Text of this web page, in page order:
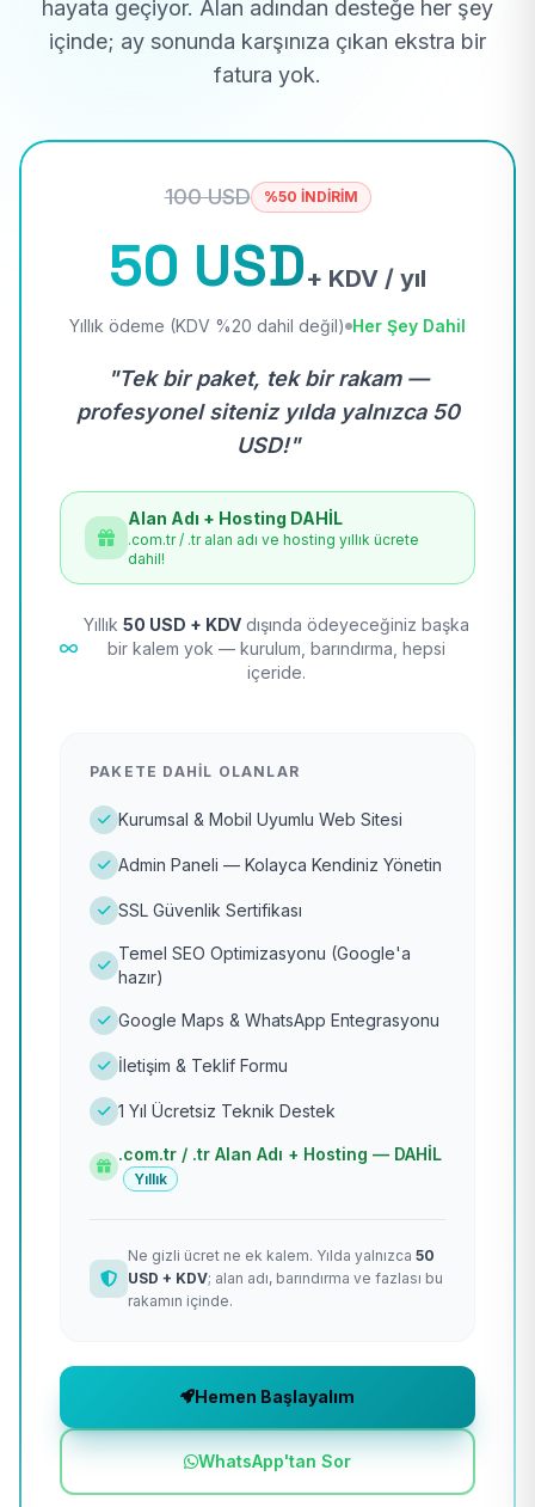
hayata geçiyor. Alan adından desteğe her şey
içinde; ay sonunda karşınıza çıkan ekstra bir
fatura yok.
100 USD %50 İNDİRİM
50 USD+ KDV / yıl
Yıllık ödeme (KDV %20 dahil değil) Her Şey Dahil
"Tek bir paket, tek bir rakam —
profesyonel siteniz yılda yalnızca 50
USD!"
Alan Adı + Hosting DAHİL
.com.tr / .tr alan adı ve hosting yıllık ücrete
dahil!
Yıllık 50 USD + KDV dışında ödeyeceğiniz başka
bir kalem yok — kurulum, barındırma, hepsi
içeride.
PAKETE DAHIL OLANLAR
Kurumsal & Mobil Uyumlu Web Sitesi
Admin Paneli — Kolayca Kendiniz Yönetin
SSL Güvenlik Sertifikası
Temel SEO Optimizasyonu (Google'a
hazır)
Google Maps & WhatsApp Entegrasyonu
İletişim & Teklif Formu
1 Yıl Ücretsiz Teknik Destek
.com.tr / .tr Alan Adı + Hosting — DAHİL
Yıllık
Ne gizli ücret ne ek kalem. Yılda yalnızca 50
USD + KDV; alan adı, barındırma ve fazlası bu
rakamın içinde.
Hemen Başlayalım
WhatsApp'tan Sor